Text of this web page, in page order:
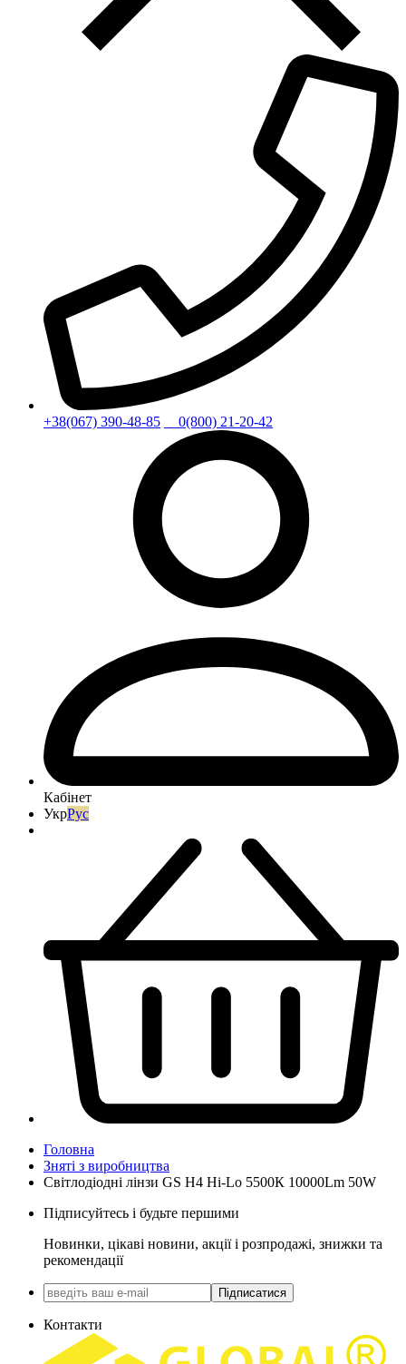
+38(067) 390-48-85 0(800) 21-20-42
Кабінет
УкрРус
Головна
Зняті з виробництва
Світлодіодні лінзи GS H4 Hi-Lo 5500К 10000Lm 50W
Підписуйтесь і будьте першими
Новинки, цікаві новини, акції і розпродажі, знижки та
рекомендації
Підписатися
Контакти